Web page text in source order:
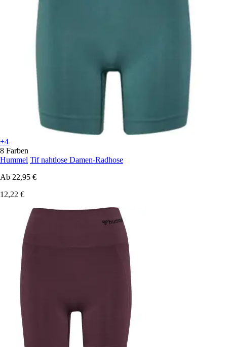
+4
8 Farben
Hummel Tif nahtlose Damen-Radhose
Ab 22,95 €
12,22 €